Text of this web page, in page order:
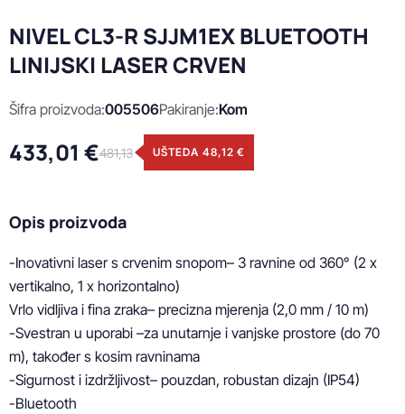
NIVEL CL3-R SJJM1EX BLUETOOTH
LINIJSKI LASER CRVEN
Šifra proizvoda:005506Pakiranje:Kom
433,01 €481,13 UŠTEDA 48,12 €
Opis proizvoda
-Inovativni laser s crvenim snopom– 3 ravnine od 360° (2 x
vertikalno, 1 x horizontalno)
Vrlo vidljiva i fina zraka– precizna mjerenja (2,0 mm / 10 m)
-Svestran u uporabi –za unutarnje i vanjske prostore (do 70
m), također s kosim ravninama
-Sigurnost i izdržljivost– pouzdan, robustan dizajn (IP54)
-Bluetooth